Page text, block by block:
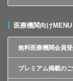
医療機関向けMENU
無料医療機関会員
プレミアム掲載の